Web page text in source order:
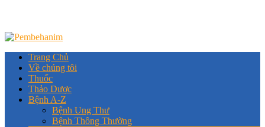
Trang Chủ
Về chúng tôi
Thuốc
Thảo Dược
Bệnh A-Z
Bệnh Ung Thư
Bệnh Thông Thường